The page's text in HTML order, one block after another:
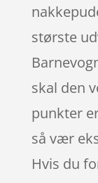
største
skal den
punkter
så vær
Hvis du